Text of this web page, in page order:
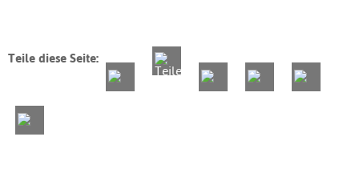
Teile diese Seite: